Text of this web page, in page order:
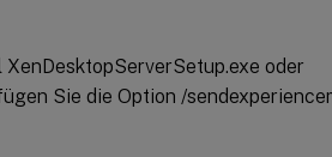
oder
Sie die Option /